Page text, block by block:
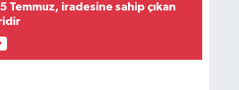
Temmuz, iradesine sahip çıkan